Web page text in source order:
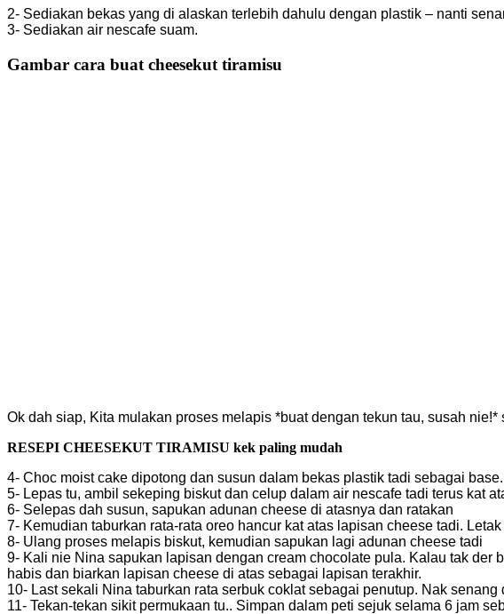
2- Sediakan bekas yang di alaskan terlebih dahulu dengan plastik – nanti
3- Sediakan air nescafe suam.
Gambar cara buat cheesekut tiramisu
Ok dah siap, Kita mulakan proses melapis *buat dengan tekun tau, susah
RESEPI CHEESEKUT TIRAMISU kek paling mudah
4- Choc moist cake dipotong dan susun dalam bekas plastik tadi sebagai
5- Lepas tu, ambil sekeping biskut dan celup dalam air nescafe tadi terus kat
6- Selepas dah susun, sapukan adunan cheese di atasnya dan ratakan
7- Kemudian taburkan rata-rata oreo hancur kat atas lapisan cheese tadi.
8- Ulang proses melapis biskut, kemudian sapukan lagi adunan cheese tadi
9- Kali nie Nina sapukan lapisan dengan cream chocolate pula. Kalau tak
habis dan biarkan lapisan cheese di atas sebagai lapisan terakhir.
10- Last sekali Nina taburkan rata serbuk coklat sebagai penutup. Nak
11- Tekan-tekan sikit permukaan tu.. Simpan dalam peti sejuk selama 6 jam